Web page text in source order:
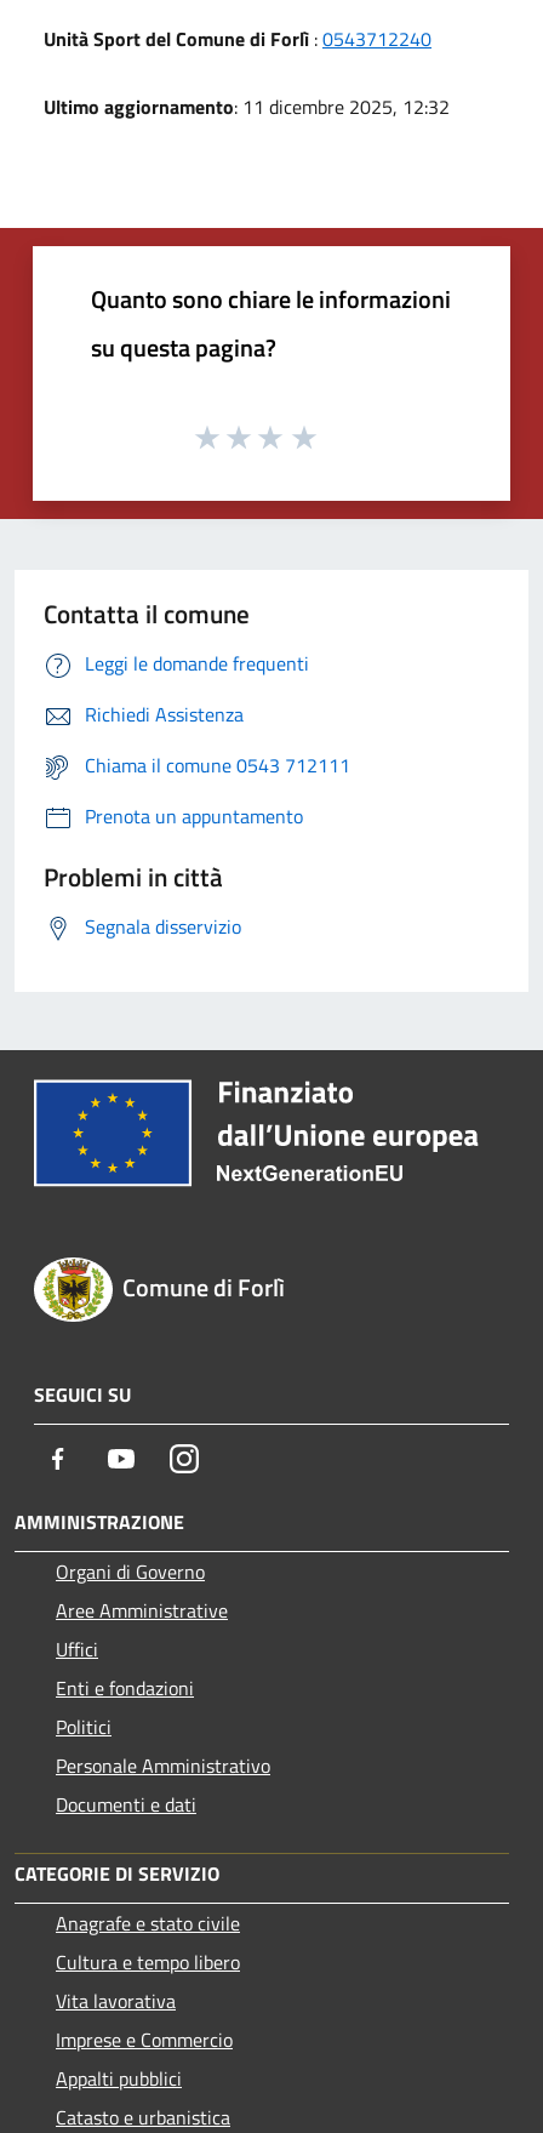
Unità Sport del Comune di Forlì :0543712240
Ultimo aggiornamento: 11 dicembre 2025, 12:32
Quanto sono chiare le informazioni
su questa pagina?
Contatta il comune
Leggi le domande frequenti
Richiedi Assistenza
Chiama il comune 0543 712111
Prenota un appuntamento
Problemi in città
Segnala disservizio
Comune di Forlì
SEGUICI SU
Facebook YoutubeInstagram
AMMINISTRAZIONE
Organi di Governo
Aree Amministrative
Uffici
Enti e fondazioni
Politici
Personale Amministrativo
Documenti e dati
CATEGORIE DI SERVIZIO
Anagrafe e stato civile
Cultura e tempo libero
Vita lavorativa
Imprese e Commercio
Appalti pubblici
Catasto e urbanistica